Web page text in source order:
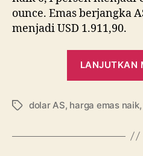
ounce. Emas berjangka
menjadi USD 1.911,90.
LANJUTKAN
Tag dolar AS, harga emas naik,